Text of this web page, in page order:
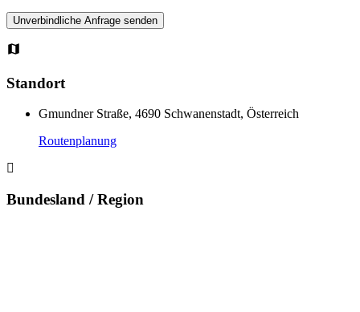
Standort
Gmundner Straße, 4690 Schwanenstadt, Österreich
Routenplanung
Bundesland / Region